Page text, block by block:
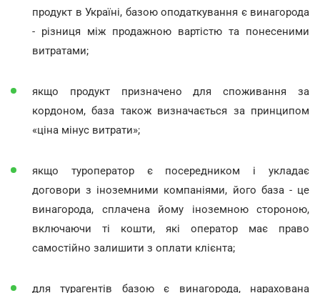
продукт в Україні, базою оподаткування є винагорода
- різниця між продажною вартістю та понесеними
витратами;
якщо продукт призначено для споживання за
кордоном, база також визначається за принципом
«ціна мінус витрати»;
якщо туроператор є посередником і укладає
договори з іноземними компаніями, його база - це
винагорода, сплачена йому іноземною стороною,
включаючи ті кошти, які оператор має право
самостійно залишити з оплати клієнта;
для турагентів базою є винагорода, нарахована